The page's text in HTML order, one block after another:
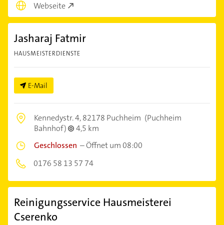
Webseite
Jasharaj Fatmir
HAUSMEISTERDIENSTE
E-Mail
Kennedystr. 4,82178 Puchheim (Puchheim
Bahnhof)
4,5 km
Geschlossen –Öffnet um 08:00
0176 58 13 57 74
Reinigungsservice Hausmeisterei
Cserenko